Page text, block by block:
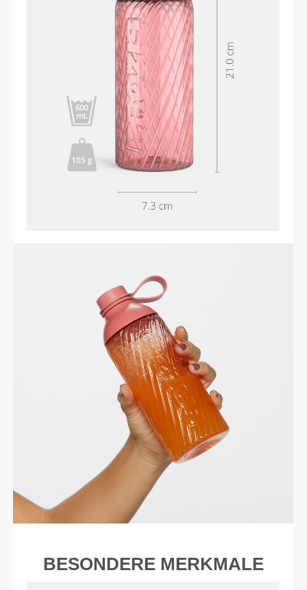
BESONDERE MERKMALE